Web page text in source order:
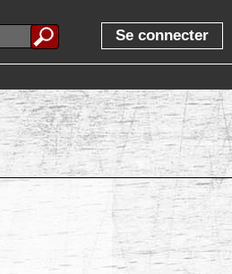
Se connecter